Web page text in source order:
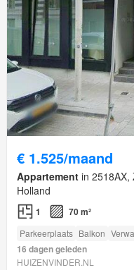
€ 1.525/maand
Appartement in 2518AX,
Holland
1 70 m²
Parkeerplaats Balkon
16 dagen geleden
HUIZENVINDER.NL